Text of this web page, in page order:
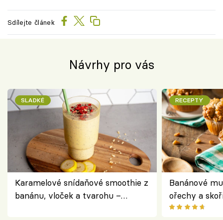
Sdílejte článek
Návrhy pro vás
SLADKÉ
Karamelové snídaňové smoothie z
banánu, vloček a tvarohu –
RECEPTY
Banánové
ořechy a